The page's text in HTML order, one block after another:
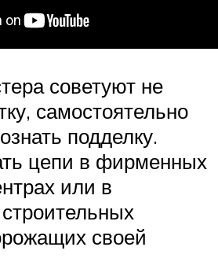
советуют не
самостоятельно
подделку.
цепи в фирменных
или в
своей